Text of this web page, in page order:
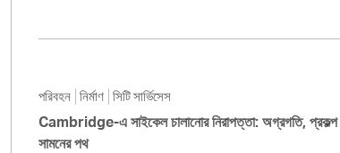
পরিবহন নির্মাণ সিটি সার্ভিসেস
Cambridge-এ সাইকেল চালানোর নিরাপত্তা: অগ্রগতি, প্রকল্প
সামনের পথ